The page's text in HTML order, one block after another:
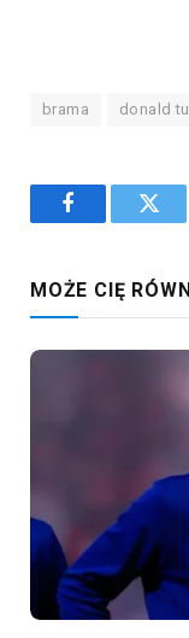
brama donald
Facebook
MOŻE CIĘ